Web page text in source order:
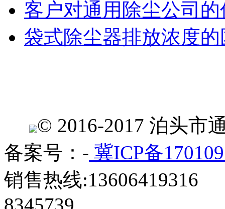
客户对通用除尘公司
袋式除尘器排放浓度
© 2016-2017 泊头市
备案号：- 冀ICP备
销售热线:13606419316